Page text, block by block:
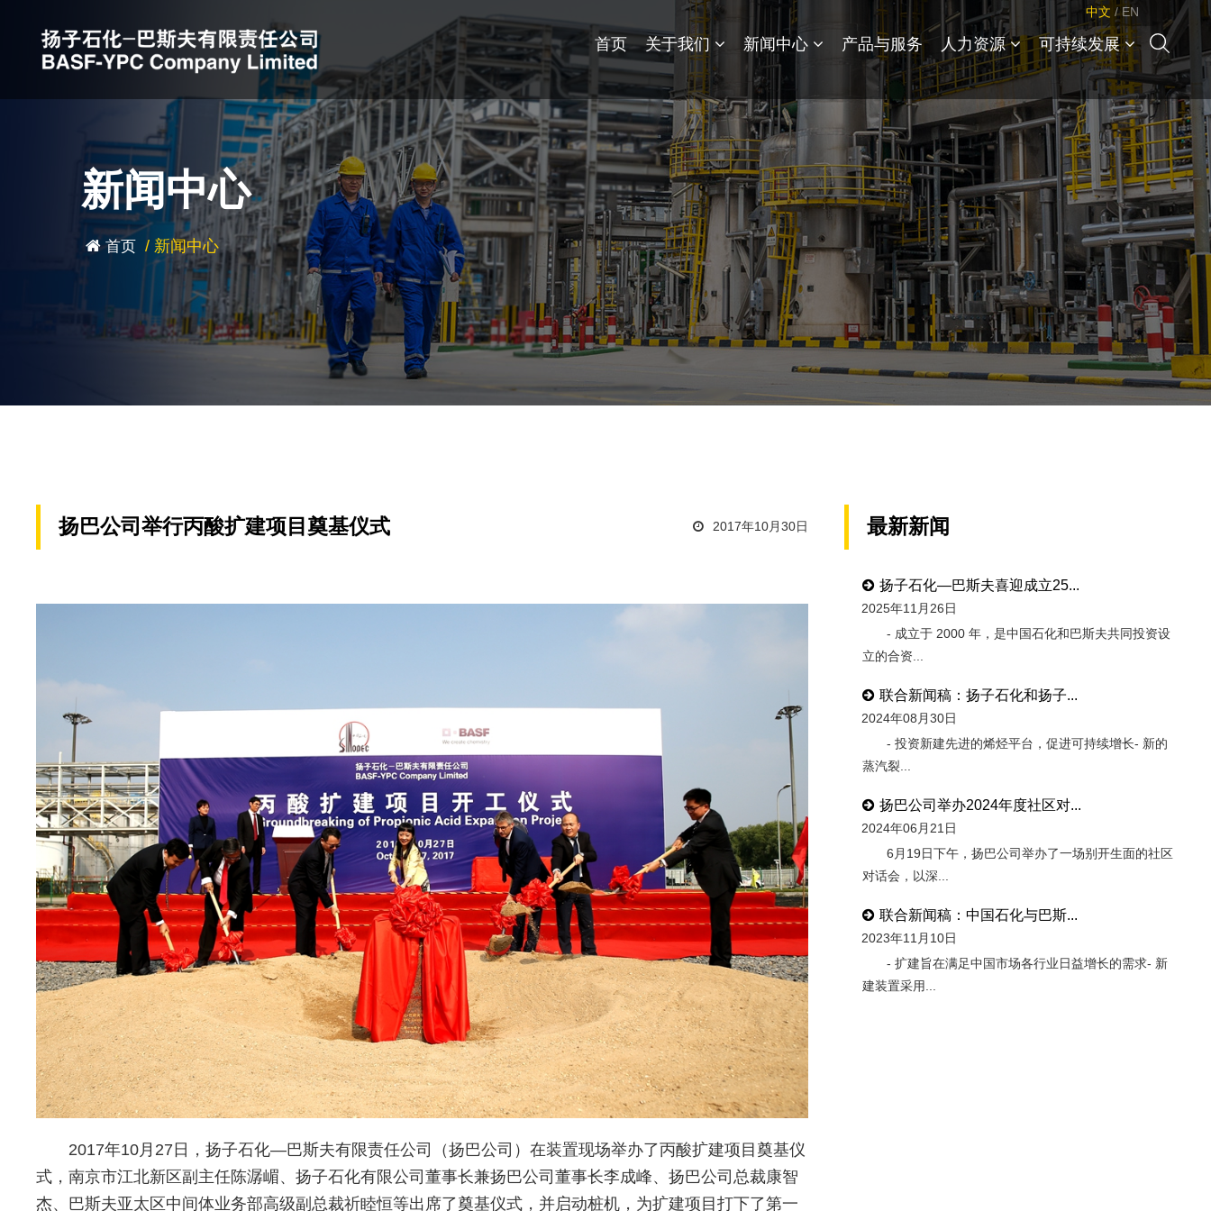
首页 关于我们 新闻中心 产品与服务 人力资源 可持续发展
中文 /EN
新闻中心
首页 / 新闻中心
扬巴公司举行丙酸扩建项目奠基仪式 2017年10月30日
2017年10月27日，扬子石化—巴斯夫有限责任公司（扬巴公司）在装置现场举办了丙酸扩建项目奠基仪
式，南京市江北新区副主任陈潺嵋、扬子石化有限公司董事长兼扬巴公司董事长李成峰、扬巴公司总裁康智
杰、巴斯夫亚太区中间体业务部高级副总裁祈睦恒等出席了奠基仪式，并启动桩机，为扩建项目打下了第一
最新新闻
扬子石化—巴斯夫喜迎成立25...
2025年11月26日
- 成立于 2000 年，是中国石化和巴斯夫共同投资设
立的合资...
联合新闻稿：扬子石化和扬子...
2024年08月30日
- 投资新建先进的烯烃平台，促进可持续增长- 新的
蒸汽裂...
扬巴公司举办2024年度社区对...
2024年06月21日
6月19日下午，扬巴公司举办了一场别开生面的社区
对话会，以深...
联合新闻稿：中国石化与巴斯...
2023年11月10日
- 扩建旨在满足中国市场各行业日益增长的需求- 新
建装置采用...